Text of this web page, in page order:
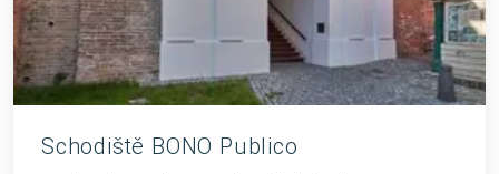
Schodiště BONO Publico